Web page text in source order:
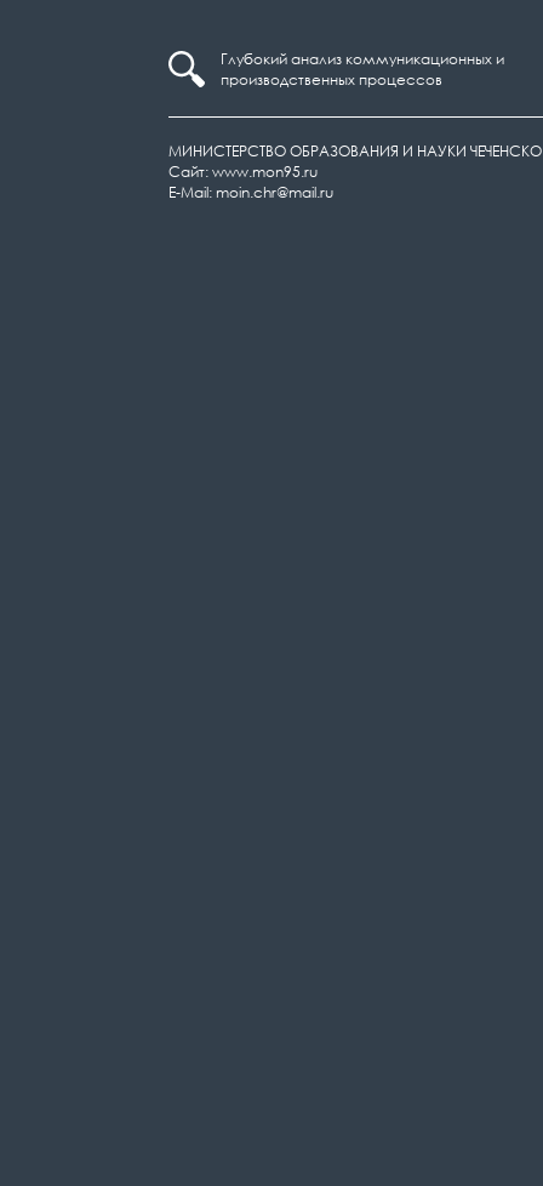
Глубокий анализ коммуникационных и
производственных процессов
МИНИСТЕРСТВО ОБРАЗОВАНИЯ И НАУКИ
Сайт: www.mon95.ru
E-Mail: moin.chr@mail.ru